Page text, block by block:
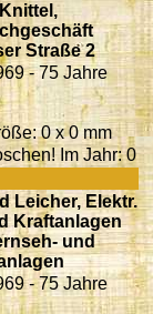
Straße 2
- 75 Jahre
0 x 0 mm
Im Jahr: 0
Leicher, Elektr.
Kraftanlagen
und
- 75 Jahre